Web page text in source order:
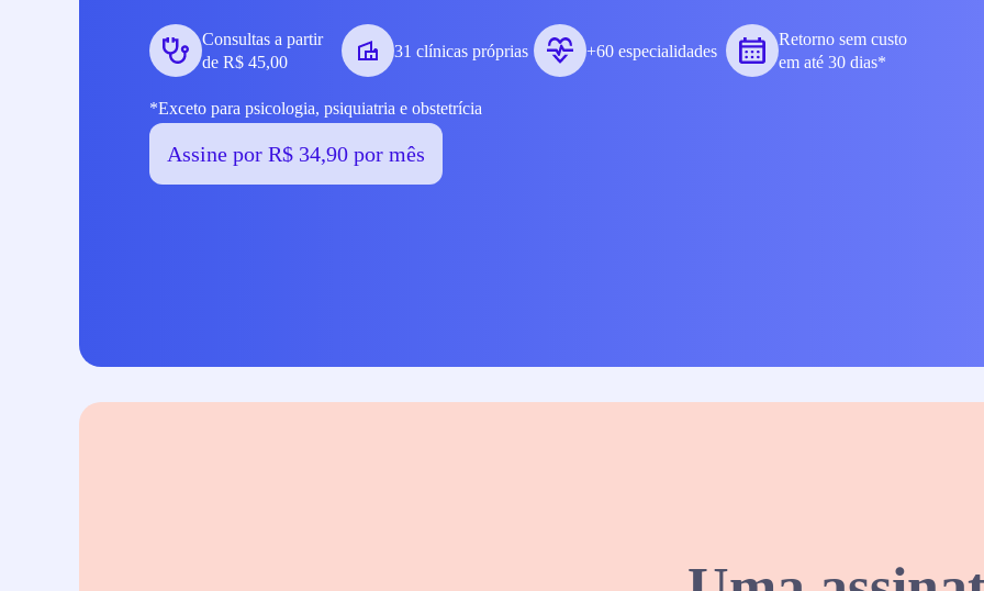
Consultas a partir
de R$ 45,00
31 clínicas próprias +60 especialidades
Retorno sem custo
em até 30 dias*
*Exceto para psicologia, psiquiatria e obstetrícia
Assine por R$ 34,90 por mês